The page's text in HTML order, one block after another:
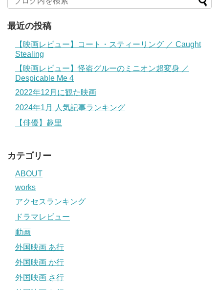
最近の投稿
【映画レビュー】コート・スティーリング ／ Caught
Stealing
【映画レビュー】怪盗グルーのミニオン超変身 ／
Despicable Me 4
2022年12月に観た映画
2024年1月 人気記事ランキング
【俳優】趣里
カテゴリー
ABOUT
works
アクセスランキング
ドラマレビュー
動画
外国映画 あ行
外国映画 か行
外国映画 さ行